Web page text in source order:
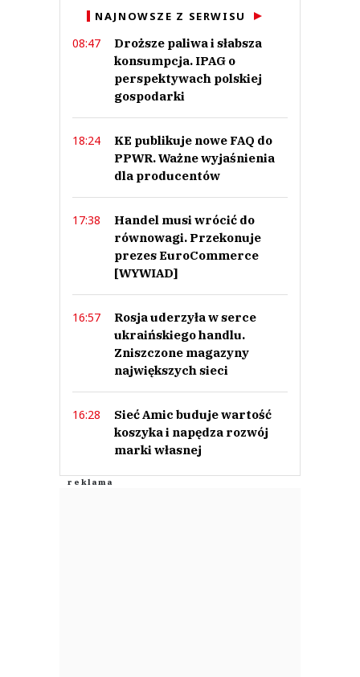
NAJNOWSZE Z SERWISU
08:47
Droższe paliwa i słabsza
konsumpcja. IPAG o
perspektywach polskiej
gospodarki
18:24
KE publikuje nowe FAQ do
PPWR. Ważne wyjaśnienia
dla producentów
17:38
Handel musi wrócić do
równowagi. Przekonuje
prezes EuroCommerce
[WYWIAD]
16:57
Rosja uderzyła w serce
ukraińskiego handlu.
Zniszczone magazyny
największych sieci
16:28
Sieć Amic buduje wartość
koszyka i napędza rozwój
marki własnej